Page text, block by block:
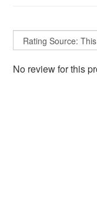
No review for this